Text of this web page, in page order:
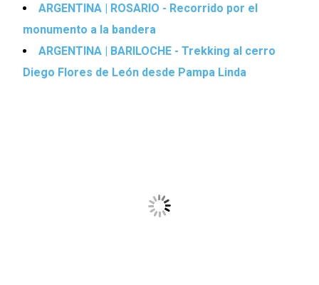
ARGENTINA | ROSARIO - Recorrido por el
monumento a la bandera
ARGENTINA | BARILOCHE - Trekking al cerro
Diego Flores de León desde Pampa Linda